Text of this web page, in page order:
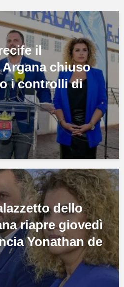
il
chiuso
i controlli di
dello
riapre giovedì
Yonathan de